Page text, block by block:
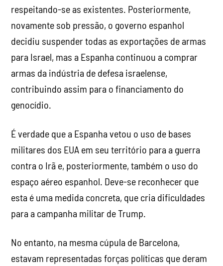
respeitando-se as existentes. Posteriormente,
novamente sob pressão, o governo espanhol
decidiu suspender todas as exportações de armas
para Israel, mas a Espanha continuou a comprar
armas da indústria de defesa israelense,
contribuindo assim para o financiamento do
genocídio.
É verdade que a Espanha vetou o uso de bases
militares dos EUA em seu território para a guerra
contra o Irã e, posteriormente, também o uso do
espaço aéreo espanhol. Deve-se reconhecer que
esta é uma medida concreta, que cria dificuldades
para a campanha militar de Trump.
No entanto, na mesma cúpula de Barcelona,
estavam representadas forças políticas que deram